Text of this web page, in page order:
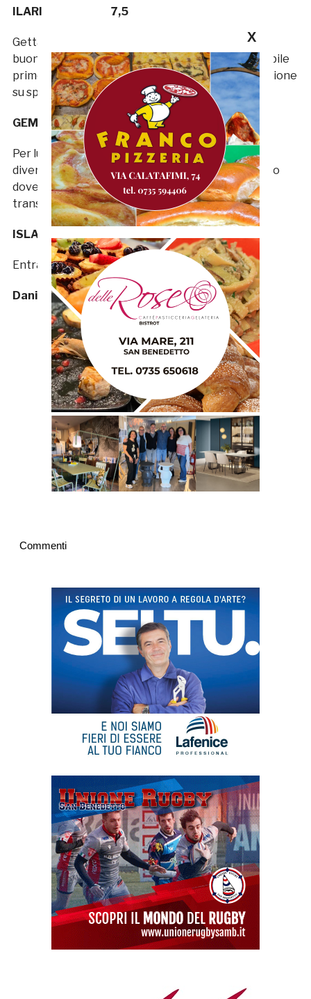
ILARI 7,5
Gettato nella mischia a freddo costruisce qualche
buona azione d’attacco anche nel corso di un orribile
primo tempo, prima di realizzare il gol della liberazione
su sponda di Stanco. Un apporto determinante.
GEMIGNANI 6,5
Per lui caratteristiche e compiti completamente
diversi rispetto a Calderini, ma sulla sinistra fa il suo
dovere quando c’è da contenere e riproporsi in
transizione.
ISLAMAJ S.V.
Entra quando l’arbitro ha già il fischietto in bocca.
Daniele Bollettini
Commenti
X